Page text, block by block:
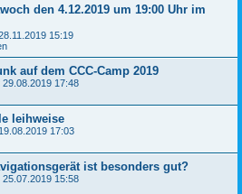
den 4.12.2019 um 19:00 Uhr im
15:19
auf dem CCC-Camp 2019
29.08.2019 17:48
leihweise
19.08.2019 17:03
ist besonders gut?
25.07.2019 15:58